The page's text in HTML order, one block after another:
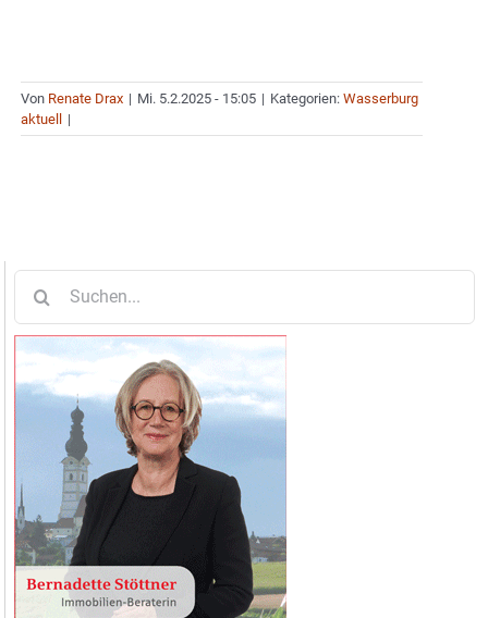
Von Renate Drax | Mi. 5.2.2025 - 15:05 | Kategorien: Wasserburg
aktuell
|
nach: